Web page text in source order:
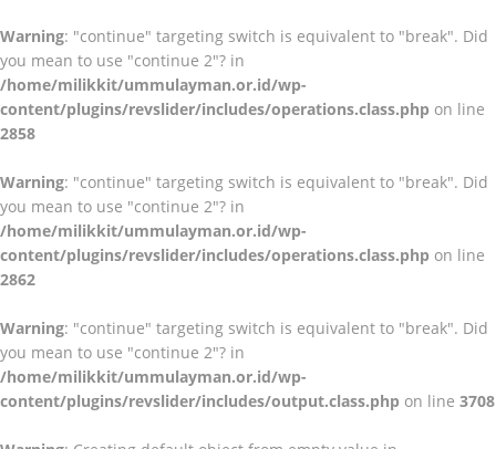
Warning: "continue" targeting switch is equivalent to "break". Did
you mean to use "continue 2"? in
/home/milikkit/ummulayman.or.id/wp-
content/plugins/revslider/includes/operations.class.php on line
2858
Warning: "continue" targeting switch is equivalent to "break". Did
you mean to use "continue 2"? in
/home/milikkit/ummulayman.or.id/wp-
content/plugins/revslider/includes/operations.class.php on line
2862
Warning: "continue" targeting switch is equivalent to "break". Did
you mean to use "continue 2"? in
/home/milikkit/ummulayman.or.id/wp-
content/plugins/revslider/includes/output.class.php on line 3708